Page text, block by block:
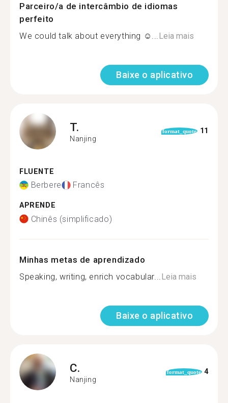
Parceiro/a de intercâmbio de idiomas
perfeito
We could talk about everything ☺... Leia mais
Baixe o aplicativo
T.
Nanjing
format_quote 11
FLUENTE
Berbere Francês
APRENDE
Chinês (simplificado)
Minhas metas de aprendizado
Speaking, writing, enrich vocabular... Leia mais
Baixe o aplicativo
C.
Nanjing
format_quote 4